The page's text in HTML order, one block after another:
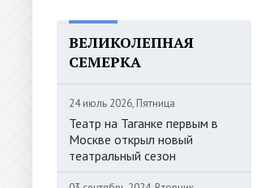
ВЕЛИКОЛЕПНАЯ
СЕМЕРКА
24 июль 2026, Пятница
Театр на Таганке первым в
Москве открыл новый
театральный сезон